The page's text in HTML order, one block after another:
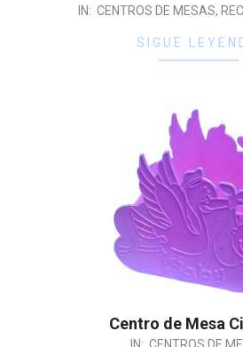
IN: CENTROS DE MESAS,
SIGUE
Centro de Mesa
IN: CENTROS DE